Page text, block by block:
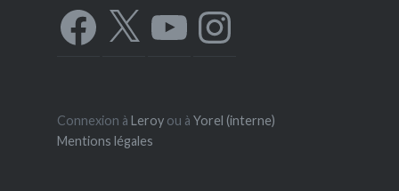
Facebook Instagram
Connexion à Leroyou à Yorel (interne)
Mentions légales